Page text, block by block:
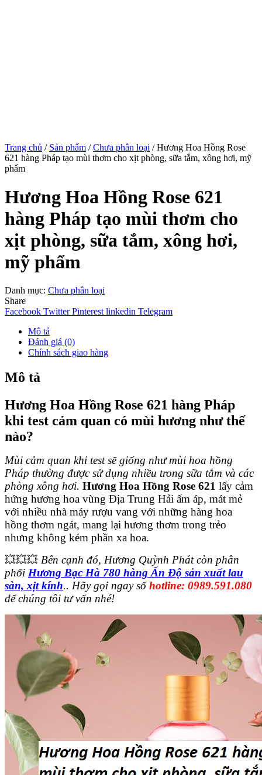
Trang chủ / Sản phẩm /Chưa phân loại / Hương Hoa Hồng Rose
621 hàng Pháp tạo mùi thơm cho xịt phòng, sữa tắm, xông hơi, mỹ
phẩm
Hương Hoa Hồng Rose 621
hàng Pháp tạo mùi thơm cho
xịt phòng, sữa tắm, xông hơi,
mỹ phẩm
Danh mục: Chưa phân loại
Share
Facebook Twitter Pinterest linkedin Telegram
Mô tả
Đánh giá (0)
Chính sách giao hàng
Mô tả
Hương Hoa Hồng Rose 621 hàng Pháp
khi test cảm quan có mùi hương như thế
nào?
Mùi cảm quan khi test sẽ giống như mùi hoa hồng
Pháp thường được sử dụng nhiều trong sữa tắm và các
phòng xông hơi. Hương Hoa Hồng Rose 621 lấy cảm
hứng hương hoa vùng Địa Trung Hải ấm áp, mát mẻ
với nhiều nhà máy rượu vang với những hàng hoa
hồng thơm ngát, mang lại hương thơm trong trẻo
nhưng không kém phần xa hoa.
💥💥💥 Bên cạnh đó, Hương Quỳnh Phát còn phân
phối Hương Bạc Hà 780 hàng Ấn Độ sản xuất lau
sàn, xịt kính.. Hãy gọi ngay sốhotline: 0989.591.080
để chúng tôi tư vấn nhé!